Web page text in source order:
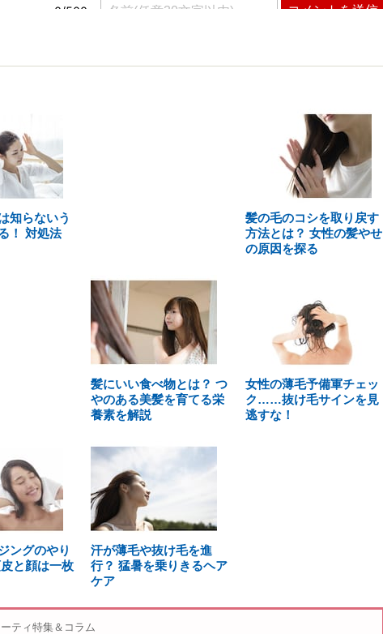
知らないう
！ 対処法
髪の毛のコシを取り戻す
方法とは？ 女性の髪やせ
の原因を探る
髪にいい食べ物とは？ つ
やのある美髪を育てる栄
養素を解説
女性の薄毛予備軍チェッ
ク……抜け毛サインを見
逃すな！
ングのやり
と顔は一枚
汗が薄毛や抜け毛を進
行？ 猛暑を乗りきるヘア
ケア
ティ特集＆コラム